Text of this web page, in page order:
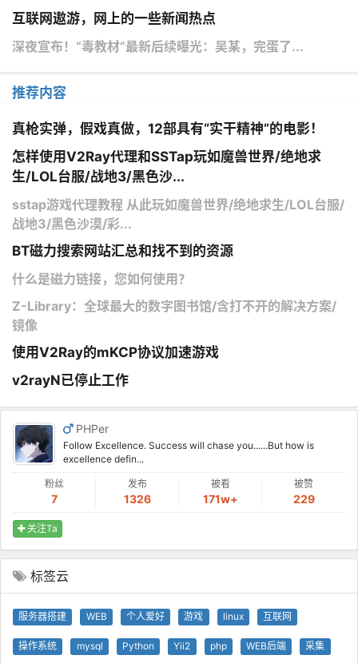
互联网遨游，网上的一些新闻热点
深夜宣布！“毒教材”最新后续曝光：吴某，完蛋了...
推荐内容
真枪实弹，假戏真做，12部具有“实干精神”的电影！
怎样使用V2Ray代理和SSTap玩如魔兽世界/绝地求
生/LOL台服/战地3/黑色沙...
sstap游戏代理教程 从此玩如魔兽世界/绝地求生/LOL台服/
战地3/黑色沙漠/彩...
BT磁力搜索网站汇总和找不到的资源
什么是磁力链接，您如何使用？
Z-Library：全球最大的数字图书馆/含打不开的解决方案/
镜像
使用V2Ray的mKCP协议加速游戏
v2rayN已停止工作
PHPer
Follow Excellence. Success will chase you......But how is
excellence defin...
粉丝
7
发布
1326
被看
171w+
被赞
229
关注Ta
标签云
服务器搭建 WEB 个人爱好 游戏 linux 互联网
操作系统 mysql Python Yii2 php WEB后端 采集